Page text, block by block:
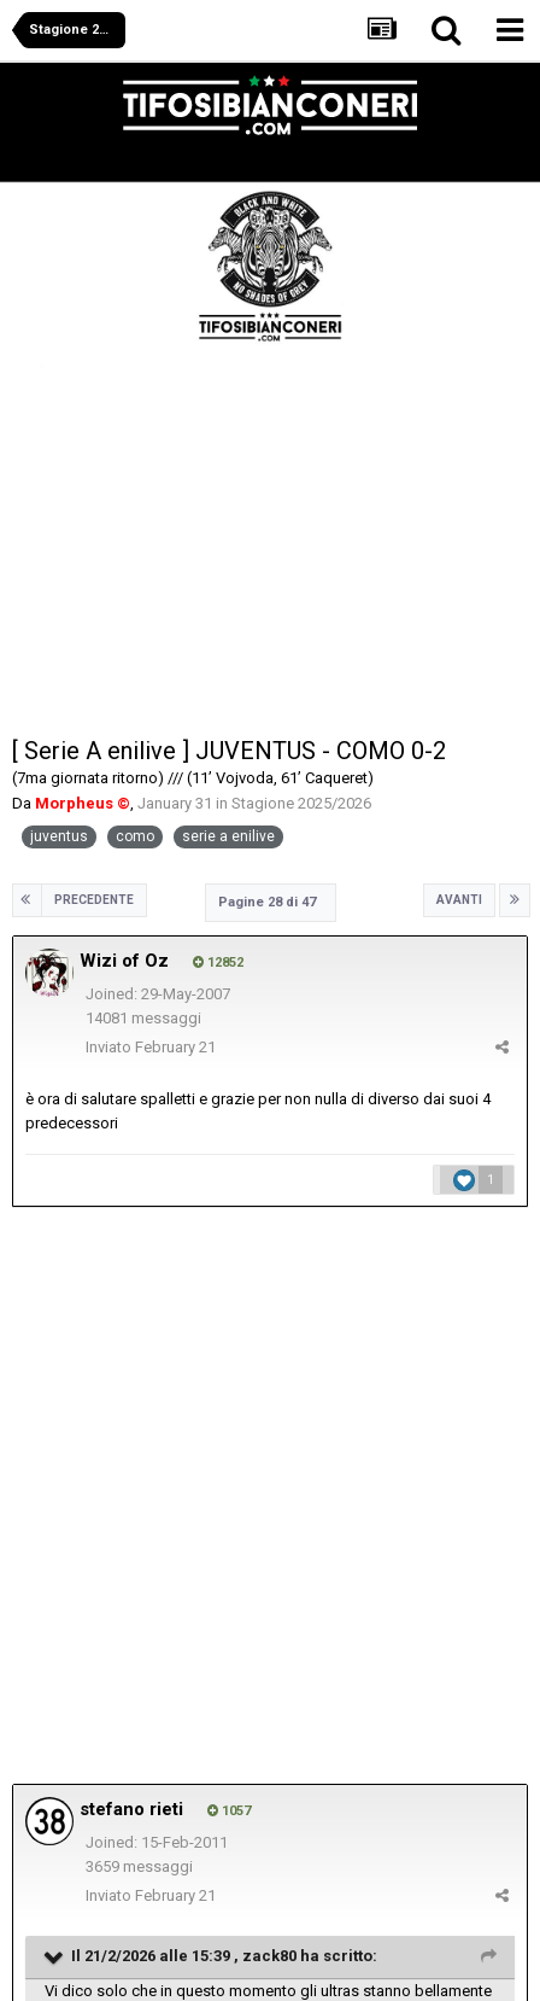
Stagione 2025/2026
[ Serie A enilive ] JUVENTUS - COMO 0-2
(7ma giornata ritorno) /// (11’ Vojvoda, 61’ Caqueret)
Da Morpheus ©, January 31 in Stagione 2025/2026
juventus como serie a enilive
PRECEDENTE AVANTI
Pagine 28 di 47
Wizi of Oz 12852
Joined: 29-May-2007
14081 messaggi
Inviato February 21
è ora di salutare spalletti e grazie per non nulla di diverso dai suoi 4
predecessori
1
stefano rieti 1057
Joined: 15-Feb-2011
3659 messaggi
Inviato February 21
Il 21/2/2026 alle 15:39 , zack80 ha scritto:
Vi dico solo che in questo momento gli ultras stanno bellamente